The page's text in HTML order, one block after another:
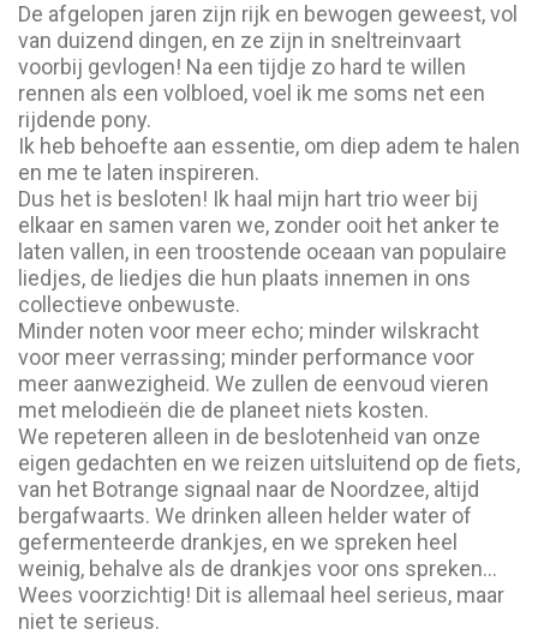
De afgelopen jaren zijn rijk en bewogen geweest, vol
van duizend dingen, en ze zijn in sneltreinvaart
voorbij gevlogen! Na een tijdje zo hard te willen
rennen als een volbloed, voel ik me soms net een
rijdende pony.
Ik heb behoefte aan essentie, om diep adem te halen
en me te laten inspireren.
Dus het is besloten! Ik haal mijn hart trio weer bij
elkaar en samen varen we, zonder ooit het anker te
laten vallen, in een troostende oceaan van populaire
liedjes, de liedjes die hun plaats innemen in ons
collectieve onbewuste.
Minder noten voor meer echo; minder wilskracht
voor meer verrassing; minder performance voor
meer aanwezigheid. We zullen de eenvoud vieren
met melodieën die de planeet niets kosten.
We repeteren alleen in de beslotenheid van onze
eigen gedachten en we reizen uitsluitend op de fiets,
van het Botrange signaal naar de Noordzee, altijd
bergafwaarts. We drinken alleen helder water of
gefermenteerde drankjes, en we spreken heel
weinig, behalve als de drankjes voor ons spreken…
Wees voorzichtig! Dit is allemaal heel serieus, maar
niet te serieus.